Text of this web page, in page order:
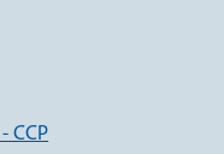
CCP